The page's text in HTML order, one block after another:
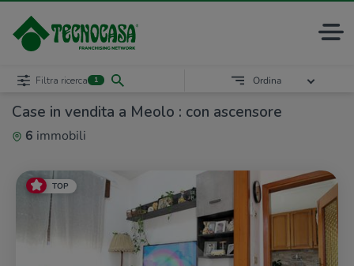
Case in vendita a Meolo : con ascensore
6 immobili
Filtra ricerca 1 Ordina
TOP